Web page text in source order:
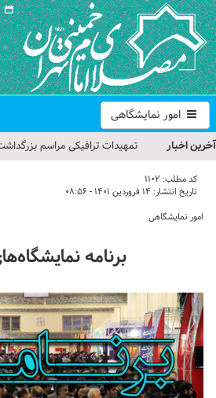
امور نمایشگاهی
آخرین اخبار
تمهیدات ترافیکی مراسم
حجت‌الاسلام حاج علی‌اکبری؛
معظم انقلاب
گزارش تصویری| مراسم
کد مطلب: 1102
تاریخ انتشار: ۱۴ فروردین ۱۴۰۱ - ۰۸:۵۶
امور نمایشگاهی
برنامه نمایشگاه‌های